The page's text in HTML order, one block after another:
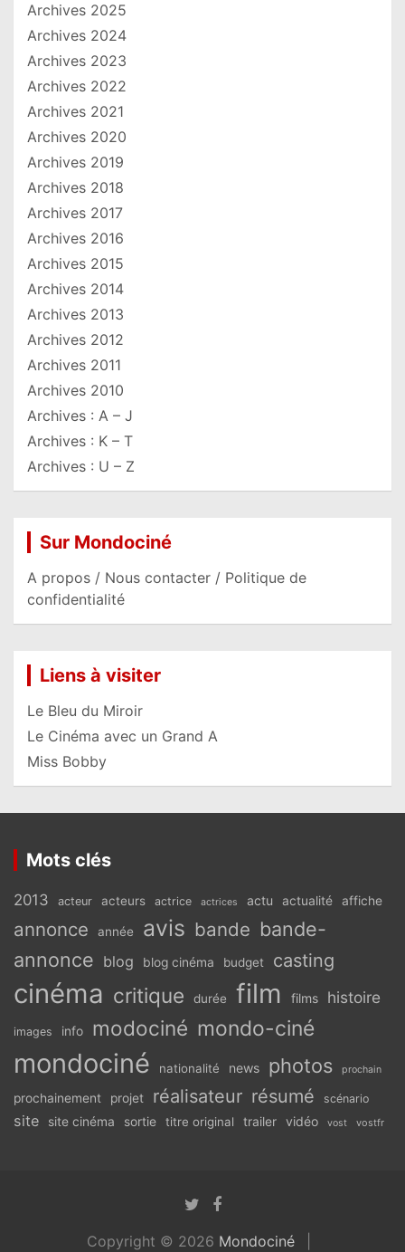
Archives 2025
Archives 2024
Archives 2023
Archives 2022
Archives 2021
Archives 2020
Archives 2019
Archives 2018
Archives 2017
Archives 2016
Archives 2015
Archives 2014
Archives 2013
Archives 2012
Archives 2011
Archives 2010
Archives : A – J
Archives : K – T
Archives : U – Z
Sur Mondociné
A propos / Nous contacter / Politique de
confidentialité
Liens à visiter
Le Bleu du Miroir
Le Cinéma avec un Grand A
Miss Bobby
Mots clés
2013 acteur acteurs actrice actrices actu actualité affiche
annonce année avis bande bande-
annonce blog blog cinéma budget casting
cinéma critique durée film films histoire
images info modociné mondo-ciné
mondociné nationalité news photos prochain
prochainement projet réalisateur résumé scénario
site site cinéma sortie titre original trailer vidéo vost vostfr
Copyright © 2026 Mondociné